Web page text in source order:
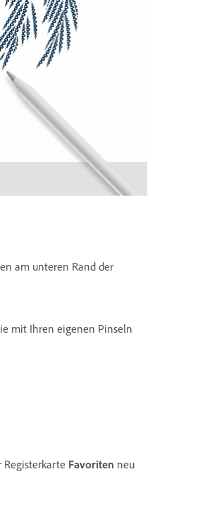
am unteren Rand der
mit Ihren eigenen Pinseln
Favoriten neu